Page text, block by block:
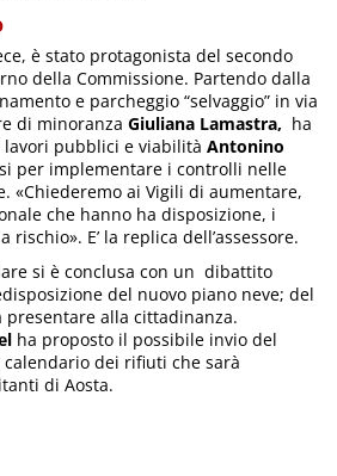
è stato protagonista del secondo
della Commissione. Partendo dalla
e parcheggio “selvaggio” in via
di minoranzaGiuliana Lamastra, ha
lavori pubblici e viabilitàAntonino
per implementare i controlli nelle
«Chiederemo ai Vigili di aumentare,
che hanno ha disposizione, i
E’ la replica dell’assessore.
si è conclusa con un dibattito
del nuovo piano neve; del
presentare alla cittadinanza.
ha proposto il possibile invio del
dei rifiuti che sarà
di Aosta.